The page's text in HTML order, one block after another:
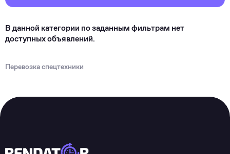
В данной категории по заданным фильтрам нет
доступных объявлений.
Перевозка спецтехники